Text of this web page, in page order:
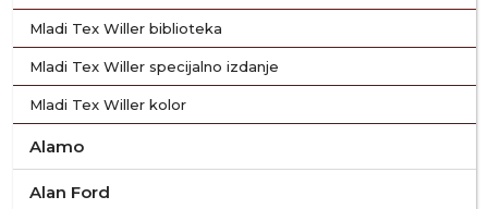
Mladi Tex Willer biblioteka
Mladi Tex Willer specijalno izdanje
Mladi Tex Willer kolor
Alamo
Alan Ford